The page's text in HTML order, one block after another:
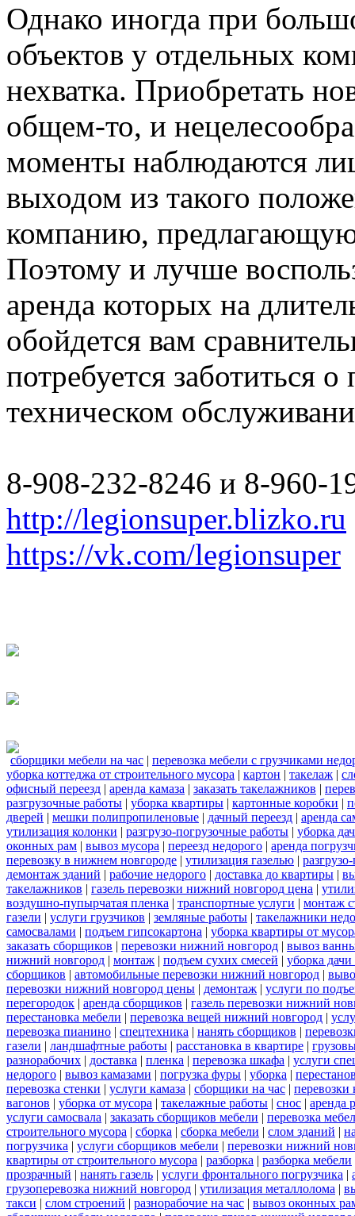
Однако иногда при
объектов у отдельных
нехватка. Приобретать
общем-то, и
моменты наблюдаются
выходом из такого
компанию,
Поэтому и лучше
аренда которых на
обойдется вам
потребуется заботиться
техническом
8-908-232-8246 и 8-960-
http://legionsuper.blizko.ru
https://vk.com/legionsuper
сборщики мебели на час | перевозка мебели с грузчиками
уборка коттеджа от строительного мусора | картон | такелаж |
офисный переезд | аренда камаза | заказать такелажников |
разгрузочные работы | уборка квартиры | картонные коробки |
дверей | мешки полипропиленовые | дачный переезд | аренда
утилизация колонки | разгрузо-погрузочные работы | уборка
оконных рам | вывоз мусора | переезд недорого | аренда
перевозку в нижнем новгороде | утилизация газелью |
демонтаж зданий | рабочие недорого | доставка до квартиры |
такелажников | газель перевозки нижний новгород цена |
воздушно-пупырчатая пленка | транспортные услуги | монтаж
газели | услуги грузчиков | земляные работы | такелажники
самосвалами | подъем гипсокартона | уборка квартиры от
заказать сборщиков | перевозки нижний новгород | вывоз
нижний новгород | монтаж | подъем сухих смесей | уборка
сборщиков | автомобильные перевозки нижний новгород |
перевозки нижний новгород цены | демонтаж | услуги по
перегородок | аренда сборщиков | газель перевозки нижний
перестановка мебели | перевозка вещей нижний новгород |
перевозка пианино | спецтехника | нанять сборщиков |
газели | ландшафтные работы | расстановка в квартире |
разнорабочих | доставка | пленка | перевозка шкафа | услуги
недорого | вывоз камазами | погрузка фуры | уборка |
перевозка стенки | услуги камаза | сборщики на час | перевозки
вагонов | уборка от мусора | такелажные работы | снос | аренда
услуги самосвала | заказать сборщиков мебели | перевозка
строительного мусора | сборка | сборка мебели | слом зданий |
погрузчика | услуги сборщиков мебели | перевозки нижний
квартиры от строительного мусора | разборка | разборка мебели
прозрачный | нанять газель | услуги фронтального погрузчика |
грузоперевозка нижний новгород | утилизация металлолома |
такси | слом строений | разнорабочие на час | вывоз оконных